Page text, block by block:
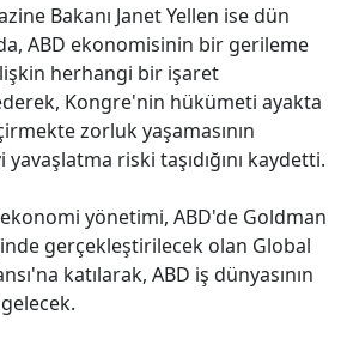
Bakanı Janet Yellen ise dün
ABD ekonomisinin bir gerileme
herhangi bir işaret
Kongre'nin hükümeti ayakta
zorluk yaşamasının
riski taşıdığını kaydetti.
yönetimi, ABD'de Goldman
gerçekleştirilecek olan Global
katılarak, ABD iş dünyasının